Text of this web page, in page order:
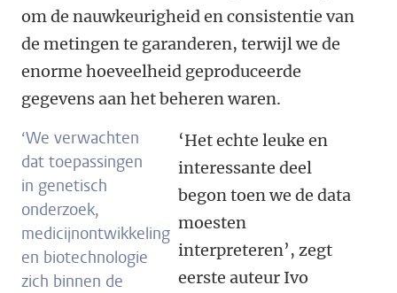
om de nauwkeurigheid en consistentie van
de metingen te garanderen, terwijl we de
enorme hoeveelheid geproduceerde
gegevens aan het beheren waren.
‘We verwachten
dat toepassingen
in genetisch
onderzoek,
medicijnontwikkeling
en biotechnologie
zich binnen de
‘Het echte leuke en
interessante deel
begon toen we de data
moesten
interpreteren’, zegt
eerste auteur Ivo